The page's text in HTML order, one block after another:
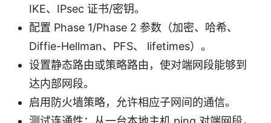
IKE、IPsec 证书/密钥。
配置 Phase 1/Phase 2 参数（加密、哈希、
Diffie-Hellman、PFS、 lifetimes）。
设置静态路由或策略路由，使对端网段能够到
达内部网段。
启用防火墙策略，允许相应子网间的通信。